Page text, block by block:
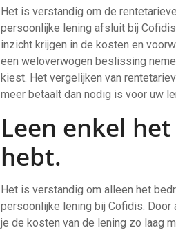
Het is verstandig om de
persoonlijke lening afsluit bij
inzicht krijgen in de kosten en
een weloverwogen beslissing
kiest. Het vergelijken van
meer betaalt dan nodig is voor uw
Leen enkel
hebt.
Het is verstandig om alleen het
persoonlijke lening bij Cofidis. Door
je de kosten van de lening zo laag